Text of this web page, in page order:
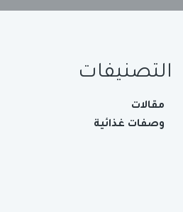
التصنيفات
مقالات
وصفات غذائية